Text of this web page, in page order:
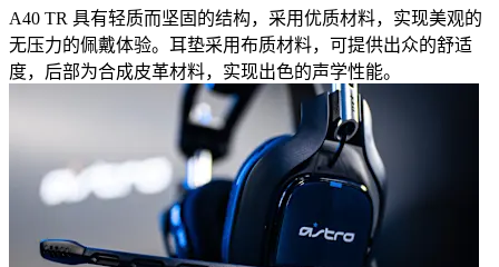
A40 TR 具有轻质而坚固的结构，采用优质材料，实现美观的
无压力的佩戴体验。耳垫采用布质材料，可提供出众的舒适
度，后部为合成皮革材料，实现出色的声学性能。